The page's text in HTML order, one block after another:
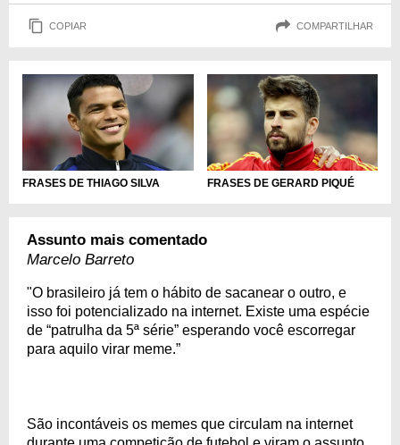
COPIAR COMPARTILHAR
FRASES DE THIAGO SILVA FRASES DE GERARD PIQUÉ
Assunto mais comentado
Marcelo Barreto
"O brasileiro já tem o hábito de sacanear o outro, e
isso foi potencializado na internet. Existe uma espécie
de “patrulha da 5ª série” esperando você escorregar
para aquilo virar meme.”
São incontáveis os memes que circulam na internet